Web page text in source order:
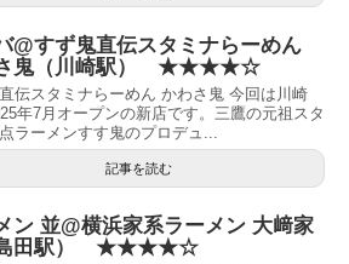
@すず鬼直伝スタミナらーめん
鬼（川崎駅） ★★★★☆
伝スタミナらーめん かわさ鬼 今回は川崎
年7月オープンの新店です。三鷹の元祖スタ
ラーメンすす鬼のプロデュ...
記事を読む
ン 並@横浜家系ラーメン 大﨑家
島田駅） ★★★★☆